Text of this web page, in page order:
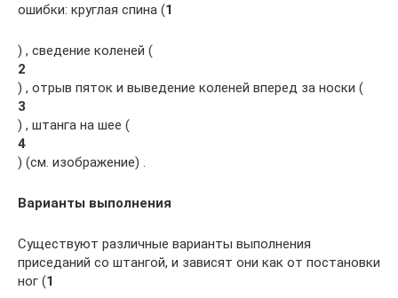
ошибки: круглая спина (1
) , сведение коленей (
2
) , отрыв пяток и выведение коленей вперед за носки (
3
) , штанга на шее (
4
) (см. изображение) .
Варианты выполнения
Существуют различные варианты выполнения
приседаний со штангой, и зависят они как от постановки
ног (1